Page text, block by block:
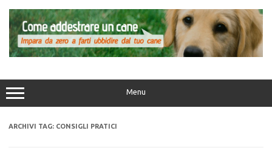
contenuto
Menu
ARCHIVI TAG: CONSIGLI PRATICI